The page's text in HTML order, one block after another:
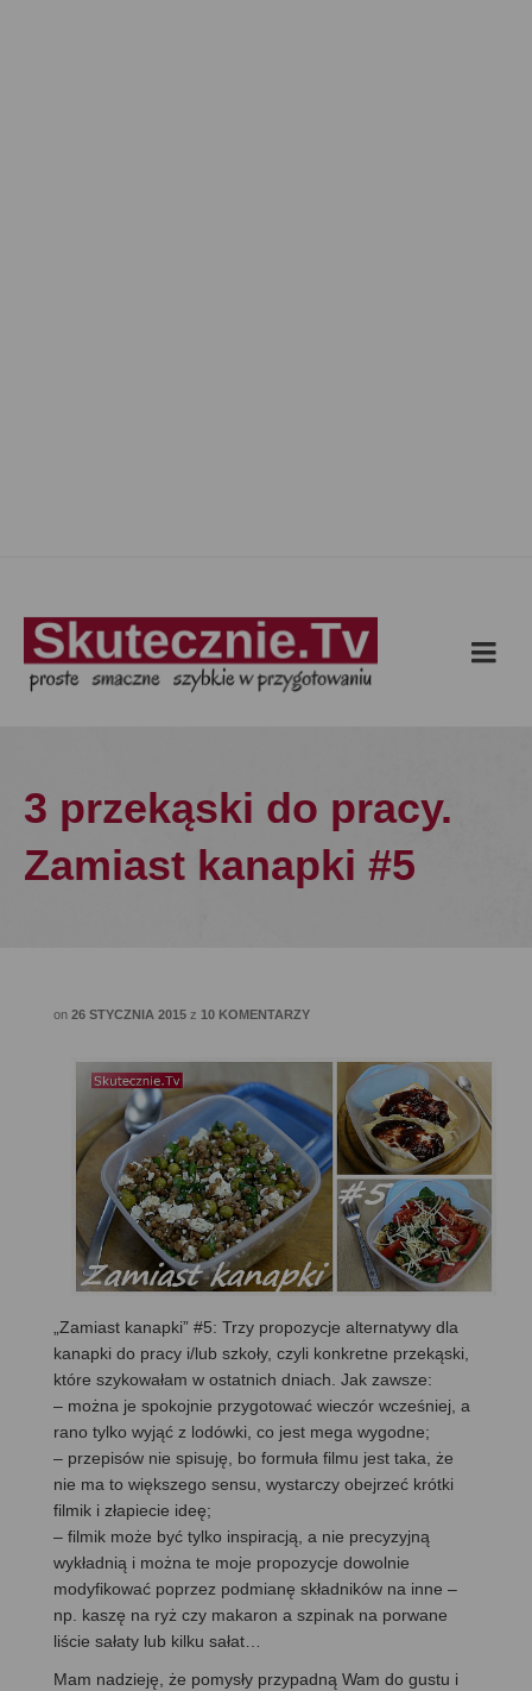
3 przekąski do pracy.
Zamiast kanapki #5
on 26 STYCZNIA 2015 z 10 KOMENTARZY
„Zamiast kanapki” #5: Trzy propozycje alternatywy dla
kanapki do pracy i/lub szkoły, czyli konkretne przekąski,
które szykowałam w ostatnich dniach. Jak zawsze:
– można je spokojnie przygotować wieczór wcześniej, a
rano tylko wyjąć z lodówki, co jest mega wygodne;
– przepisów nie spisuję, bo formuła filmu jest taka, że
nie ma to większego sensu, wystarczy obejrzeć krótki
filmik i złapiecie ideę;
– filmik może być tylko inspiracją, a nie precyzyjną
wykładnią i można te moje propozycje dowolnie
modyfikować poprzez podmianę składników na inne –
np. kaszę na ryż czy makaron a szpinak na porwane
liście sałaty lub kilku sałat…
Mam nadzieję, że pomysły przypadną Wam do gustu i